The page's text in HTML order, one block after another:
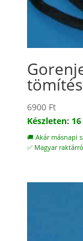
tömítés
6900 Ft
Készleten:
🚚 Akár másnapi
✅ Magyar